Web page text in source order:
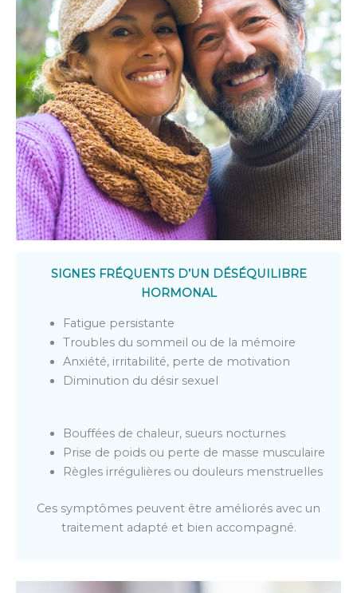
SIGNES FRÉQUENTS D’UN DÉSÉQUILIBRE
HORMONAL
Fatigue persistante
Troubles du sommeil ou de la mémoire
Anxiété, irritabilité, perte de motivation
Diminution du désir sexuel
Bouffées de chaleur, sueurs nocturnes
Prise de poids ou perte de masse musculaire
Règles irrégulières ou douleurs menstruelles
Ces symptômes peuvent être améliorés avec un
traitement adapté et bien accompagné.